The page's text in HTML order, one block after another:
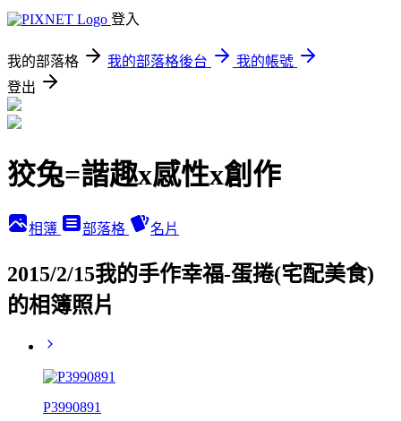
登入
我的部落格 我的部落格後台
我的帳號
登出
狡兔=諧趣x感性x創作
相簿 部落格 名片
2015/2/15我的手作幸福-蛋捲(宅配美食)
的相簿照片
P3990891